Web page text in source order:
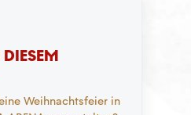
Weihnachtsfeier in